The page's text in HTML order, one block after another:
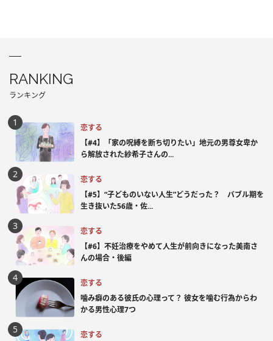
RANKING
ランキング
恋する
【#4】「家の呪縛を断ち切りたい」地元の男尊女卑か
ら解放された紗希子さんの...
恋する
【#5】“子どものいない人生”どうだった？ バブル期を
生き抜いた56歳・佐...
恋する
【#6】不妊治療をやめて人生が前向きになった美南さ
んの場合・後編
恋する
噛み癖のある彼氏の心理って？ 彼女を噛む行為からわ
かる男性心理7つ
恋する